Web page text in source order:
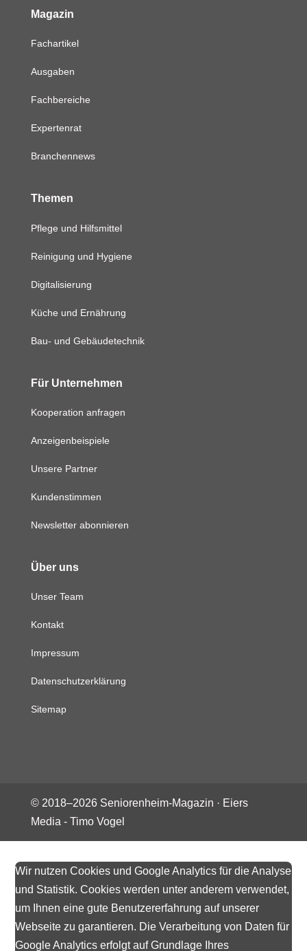
Magazin
Fachartikel
Ausgaben
Fachbereiche
Expertenrat
Branchennews
Themen
Pflege und Hilfsmittel
Reinigung und Hygiene
Digitalisierung
Küche und Ernährung
Bau- und Gebäudetechnik
Für Unternehmen
Kooperation anfragen
Anzeigenbeispiele
Unsere Partner
Kundenstimmen
Newsletter abonnieren
Über uns
Unser Team
Kontakt
Impressum
Datenschutzerklärung
Sitemap
© 2018–2026Seniorenheim-Magazin · Eiers
Media - Timo Vogel
Wir nutzen Cookies und Google Analytics für die Analyse
und Statistik. Cookies werden unter anderem verwendet,
um Ihnen eine gute Benutzererfahrung auf unserer
Webseite zu garantieren. Die Verarbeitung von Daten für
Google Analytics erfolgt auf Grundlage Ihres